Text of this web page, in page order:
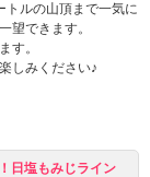
トルの山頂まで一気に
望できます。
す。
しみください♪
日塩もみじライン